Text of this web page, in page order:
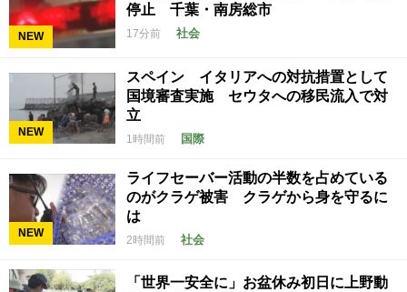
NEW
停止 千葉・南房総市
17分前 社会
NEW
スペイン イタリアへの対抗措置として
国境審査実施 セウタへの移民流入で対
立
1時間前 国際
NEW
ライフセーバー活動の半数を占めている
のがクラゲ被害 クラゲから身を守るに
は
2時間前 社会
「世界一安全に」お盆休み初日に上野動